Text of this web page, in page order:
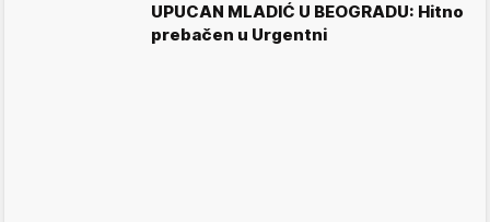
UPUCAN MLADIĆ U BEOGRADU: Hitno
prebačen u Urgentni